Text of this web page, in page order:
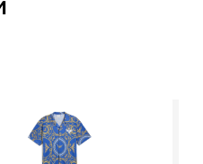
Херцогенаурах, 91074
ООО 'Клермонт' 231741,